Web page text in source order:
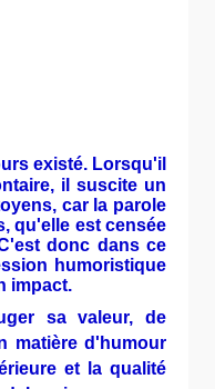
existé. Lorsqu'il
il suscite un
car la parole
qu'elle est censée
donc dans ce
humoristique
impact.
sa valeur, de
matière d'humour
et la qualité